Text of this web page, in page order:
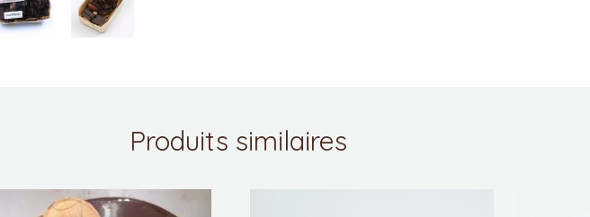
Produits similaires